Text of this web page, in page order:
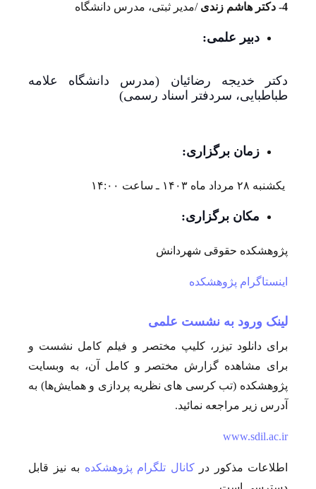
4- دکتر هاشم زندی /مدیر ثبتی، مدرس دانشگاه
دبیر علمی:
دکتر خدیجه رضائیان (مدرس دانشگاه علامه
طباطبایی، سردفتر اسناد رسمی)
زمان برگزاری:
یکشنبه ۲۸ مرداد ماه ۱۴۰۳ ـ ساعت ۱۴:۰۰
مکان برگزاری:
پژوهشکده حقوقی شهردانش
اینستاگرام پژوهشکده
لینک ورود به نشست علمی
برای دانلود تیزر، کلیپ مختصر و فیلم کامل نشست و
برای مشاهده گزارش مختصر و کامل آن، به وبسایت
پژوهشکده (تب کرسی های نظریه پردازی و همایش‌ها) به
آدرس زیر مراجعه نمائید.
www.sdil.ac.ir
اطلاعات مذکور درکانال تلگرام پژوهشکده به نیز قابل